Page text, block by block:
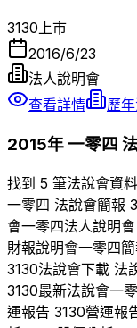
3130 上市
2016/6/23
法人說明會
查看詳情
歷
2015年一零四
找到 5 筆法說會資料
一零四 法說會簡報
會一零四法人說明會
財報說明會一零四
3130法說會下載 法
3130最新法說會一
運報告 3130營運報